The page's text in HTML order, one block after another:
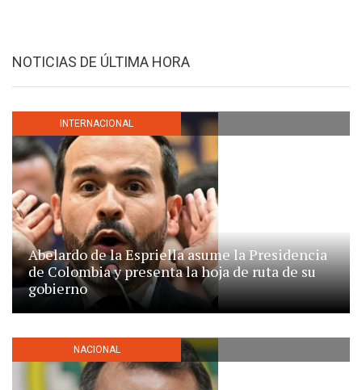
NOTICIAS DE ÚLTIMA HORA
INTERNACIONAL
Abelardo de la Espriella asume la Presidencia
de Colombia y presenta la hoja de ruta de su
gobierno
NACIONAL